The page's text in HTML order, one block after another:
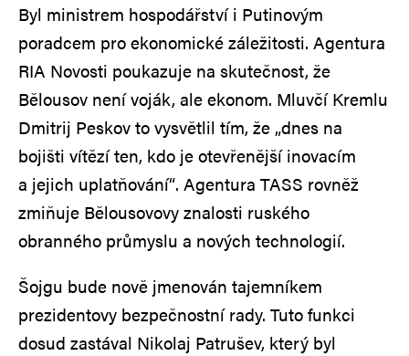
Byl ministrem hospodářství i Putinovým
poradcem pro ekonomické záležitosti. Agentura
RIA Novosti poukazuje na skutečnost, že
Bělousov není voják, ale ekonom. Mluvčí Kremlu
Dmitrij Peskov to vysvětlil tím, že „dnes na
bojišti vítězí ten, kdo je otevřenější inovacím
a jejich uplatňování“. Agentura TASS rovněž
zmiňuje Bělousovovy znalosti ruského
obranného průmyslu a nových technologií.
Šojgu bude nově jmenován tajemníkem
prezidentovy bezpečnostní rady. Tuto funkci
dosud zastával Nikolaj Patrušev, který byl